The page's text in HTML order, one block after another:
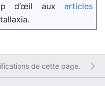
d’œil aux articles
de cette page.